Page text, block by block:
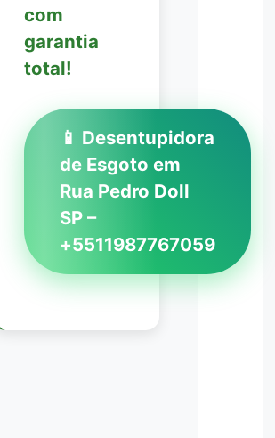
com
garantia
total!
📱 Desentupidora
de Esgoto em
Rua Pedro Doll
SP –
+5511987767059